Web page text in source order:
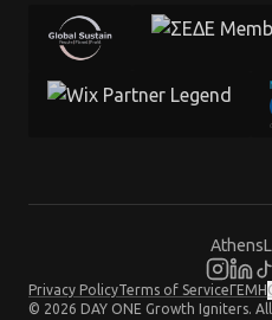
Athens
Privacy PolicyTerms of ServiceΓΕΜΗ
© 2026 DAY ONE Growth Igniters.